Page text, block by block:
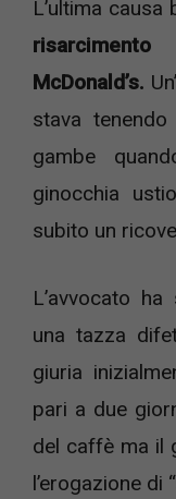
L’ultima
McDonald’s.
stava
gambe
ginocchia
subito un
L’avvocato
una tazza
giuria
pari a due
del caffè ma il
l’erogazione di